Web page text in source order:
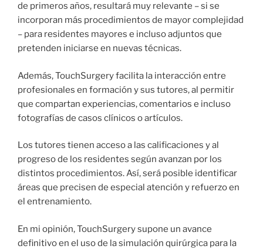
de primeros años, resultará muy relevante – si se
incorporan más procedimientos de mayor complejidad
– para residentes mayores e incluso adjuntos que
pretenden iniciarse en nuevas técnicas.
Además, TouchSurgery facilita la interacción entre
profesionales en formación y sus tutores, al permitir
que compartan experiencias, comentarios e incluso
fotografías de casos clínicos o artículos.
Los tutores tienen acceso a las calificaciones y al
progreso de los residentes según avanzan por los
distintos procedimientos. Así, será posible identificar
áreas que precisen de especial atención y refuerzo en
el entrenamiento.
En mi opinión, TouchSurgery supone un avance
definitivo en el uso de la simulación quirúrgica para la